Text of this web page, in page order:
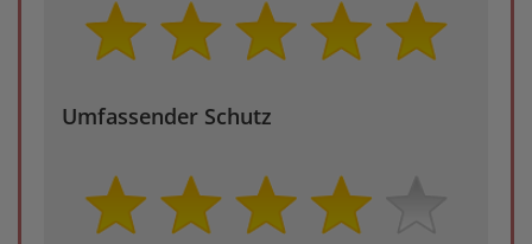
Umfassender Schutz